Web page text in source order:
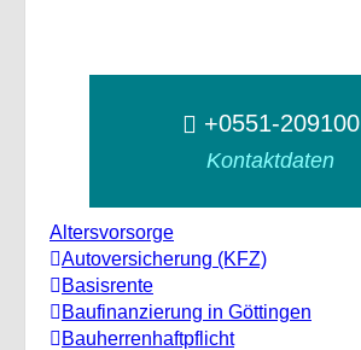
+0551-209100
Kontaktdaten
Altersvorsorge
Autoversicherung (KFZ)
Basisrente
Baufinanzierung in Göttingen
Bauherrenhaftpflicht